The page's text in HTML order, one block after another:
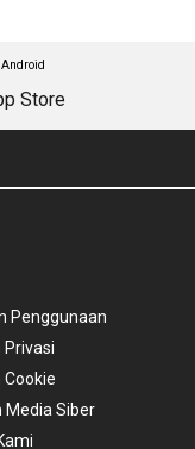
Penggunaan
Privasi
Cookie
Media Siber